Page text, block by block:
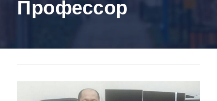
Профессор